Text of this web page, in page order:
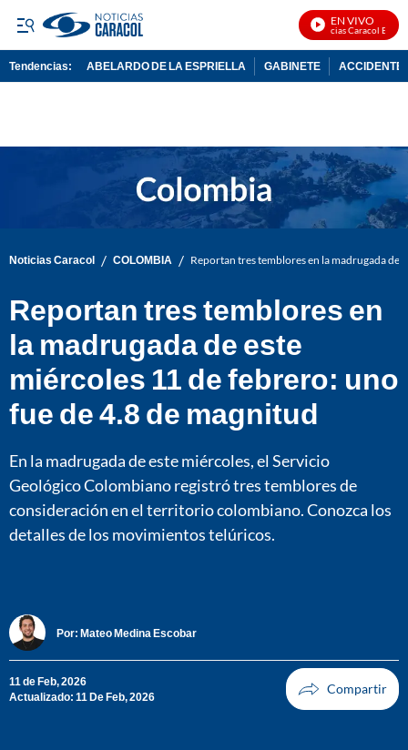
EN VIVO
Noticias Caracol En Vivo
Tendencias: ABELARDO DE LA ESPRIELLA GABINETE ACCIDENTE
Noticias Caracol / COLOMBIA / Reportan tres temblores en la madrugada de
Reportan tres temblores en
la madrugada de este
miércoles 11 de febrero: uno
fue de 4.8 de magnitud
En la madrugada de este miércoles, el Servicio
Geológico Colombiano registró tres temblores de
consideración en el territorio colombiano. Conozca los
detalles de los movimientos telúricos.
Por: Mateo Medina Escobar
11 de Feb, 2026
Actualizado: 11 De Feb, 2026